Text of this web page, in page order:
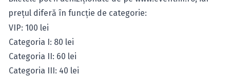
preţul diferă în funcţie de categorie:
VIP: 100 lei
Categoria I: 80 lei
Categoria II: 60 lei
Categoria III: 40 lei